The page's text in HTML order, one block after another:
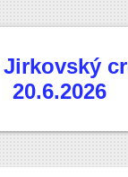
20.6.2026